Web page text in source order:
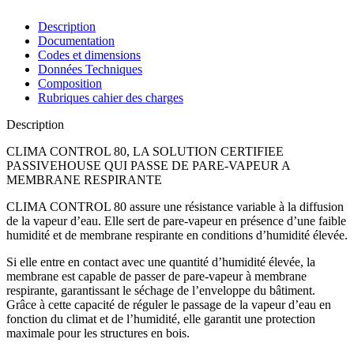
Description
Documentation
Codes et dimensions
Données Techniques
Composition
Rubriques cahier des charges
Description
CLIMA CONTROL 80, LA SOLUTION CERTIFIEE
PASSIVEHOUSE QUI PASSE DE PARE-VAPEUR A
MEMBRANE RESPIRANTE
CLIMA CONTROL 80 assure une résistance variable à la diffusion
de la vapeur d’eau. Elle sert de pare-vapeuren présence d’une faible
humidité et de membrane respirante en conditions d’humidité élevée.
Si elle entre en contact avec une quantité d’humidité élevée, la
membrane est capable de passer de pare-vapeurà membrane
respirante, garantissant le séchage de l’enveloppe du bâtiment.
Grâce à cette capacité de réguler le passage de la vapeur d’eau en
fonction du climat et de l’humidité, elle garantit une protection
maximale pour les structures en bois.